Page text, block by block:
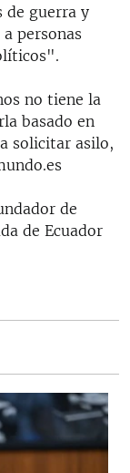
de guerra y
personas
no tiene la
basado en
solicitar asilo,
de
de Ecuador